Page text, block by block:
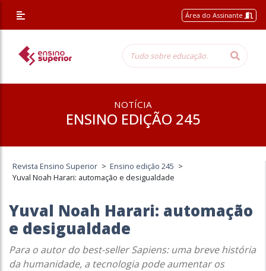
Área do Assinante
NOTÍCIA
ENSINO EDIÇÃO 245
Revista Ensino Superior > Ensino edição 245 >
Yuval Noah Harari: automação e desigualdade
Yuval Noah Harari: automação
e desigualdade
Para o autor do best-seller Sapiens: uma breve história
da humanidade, a tecnologia pode aumentar os